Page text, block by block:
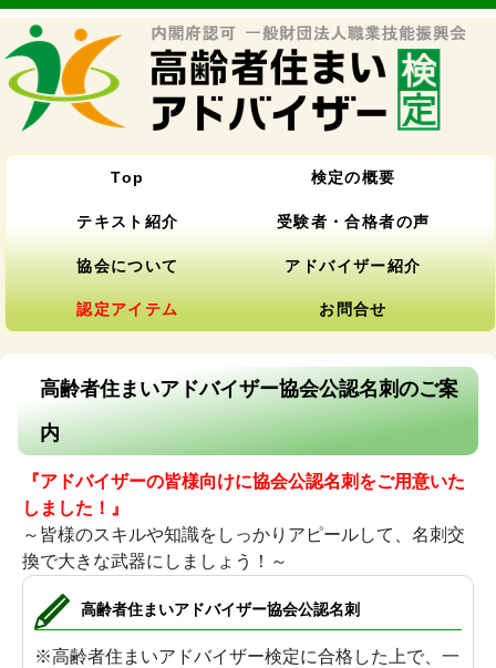
Top 検定の概要
テキスト紹介 受験者・合格者の声
協会について アドバイザー紹介
認定アイテム お問合せ
高齢者住まいアドバイザー協会公認名刺のご案
内
『アドバイザーの皆様向けに協会公認名刺をご用意いた
しました！』
～皆様のスキルや知識をしっかりアピールして、名刺交
換で大きな武器にしましょう！～
高齢者住まいアドバイザー協会公認名刺
※高齢者住まいアドバイザー検定に合格した上で、一